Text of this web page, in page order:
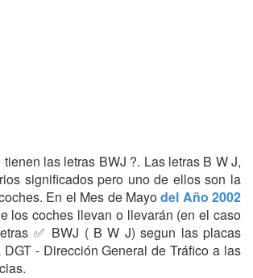
las letras BWJ ?. Las letras B W J,
significados pero uno de ellos son la
En el Mes de Mayodel Año 2002
los coches llevan o llevarán (en el caso
✅ BWJ ( B W J) segun las placas
- Dirección General de Tráfico a las